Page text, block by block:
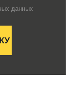
данных